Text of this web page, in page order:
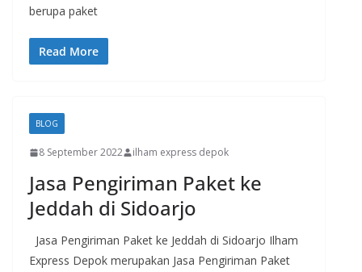
berupa paket
Read More
BLOG
8 September 2022 ilham express depok
Jasa Pengiriman Paket ke
Jeddah di Sidoarjo
Jasa Pengiriman Paket ke Jeddah di Sidoarjo Ilham
Express Depok merupakan Jasa Pengiriman Paket